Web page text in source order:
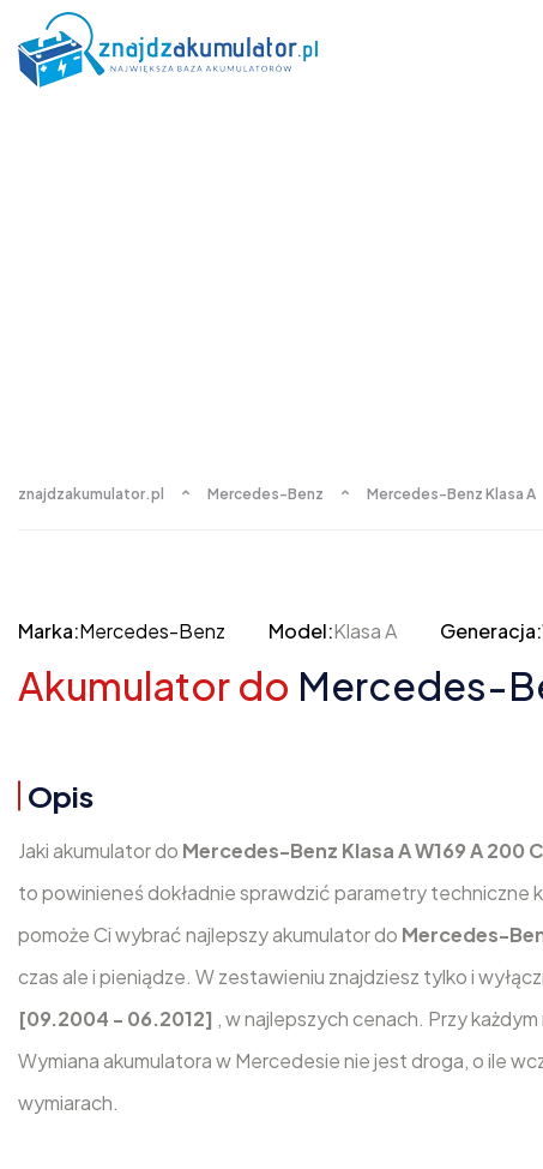
znajdzakumulator.pl Mercedes-Benz Mercedes-Benz Klasa A
Marka:Mercedes-Benz Model:Klasa A Generacja:
Akumulator do Mercedes-
Opis
Jaki akumulator do Mercedes-Benz Klasa A W169 A 200
to powinieneś dokładnie sprawdzić parametry
pomoże Ci wybrać najlepszy akumulator do Mercedes-
czas ale i pieniądze. W zestawieniu znajdziesz tylko i
[09.2004 - 06.2012] , w najlepszych cenach. Przy
Wymiana akumulatora w Mercedesie nie jest droga, o ile
wymiarach.